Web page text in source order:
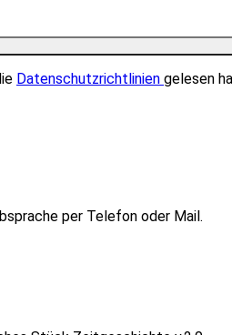
Datenschutzrichtlinien gelesen
per Telefon oder Mail.